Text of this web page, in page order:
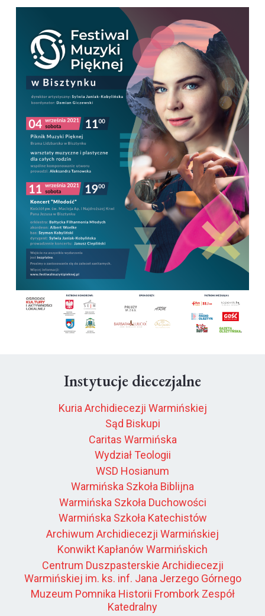
Instytucje diecezjalne
Kuria Archidiecezji Warmińskiej
Sąd Biskupi
Caritas Warmińska
Wydział Teologii
WSD Hosianum
Warmińska Szkoła Biblijna
Warmińska Szkoła Duchowości
Warmińska Szkoła Katechistów
Archiwum Archidiecezji Warmińskiej
Konwikt Kapłanów Warmińskich
Centrum Duszpasterskie Archidiecezji
Warmińskiej im. ks. inf. Jana Jerzego Górnego
Muzeum Pomnika Historii Frombork Zespół
Katedralny